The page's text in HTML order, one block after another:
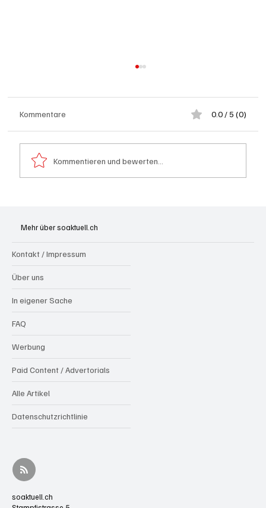
aufrütteln
Kommentare 0.0 / 5 (0)
Kommentieren und bewerten...
Mehr über soaktuell.ch
Kontakt / Impressum
Über uns
In eigener Sache
FAQ
Werbung
Paid Content / Advertorials
Alle Artikel
Datenschutzrichtlinie
soaktuell.ch